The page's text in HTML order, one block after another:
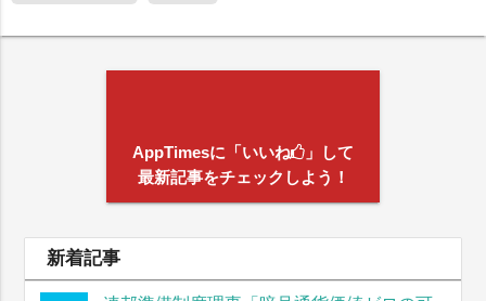
AppTimesに「いいね
」して
最新記事をチェックしよう！
新着記事